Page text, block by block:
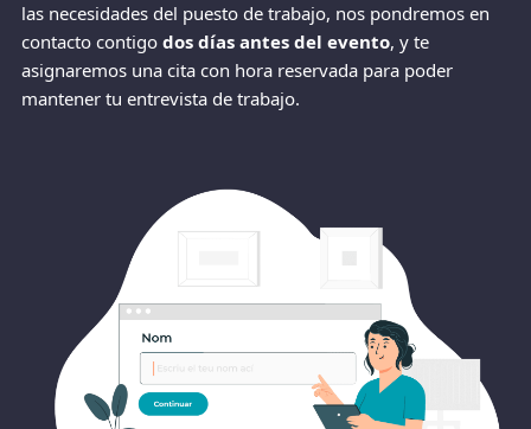
las necesidades del puesto de trabajo, nos pondremos en
contacto contigo dos días antes del evento, y te
asignaremos una cita con hora reservada para poder
mantener tu entrevista de trabajo.